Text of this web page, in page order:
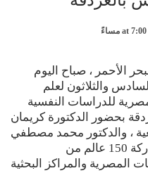
الأحمر ، صباح اليوم
والثلاثون لعلم
للدراسات النفسية
بحضور الدكتورة كريمان
، والدكتور محمد مصطفي
الديب مقرر عام المؤتمر ، وبمشاركة 150 عالم من
المصرية والمراكز البحثية